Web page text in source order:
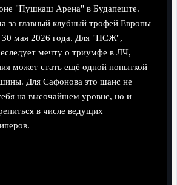
"Пушкаш Арена" в Будапеште.
за главный клубный трофей Европы
30 мая 2026 года. Для "ПСЖ",
мечту о триумфе в ЛЧ,
может стать ещё одной попыткой
Для Сафонова это шанс не
на высочайшем уровне, но и
в числе ведущих